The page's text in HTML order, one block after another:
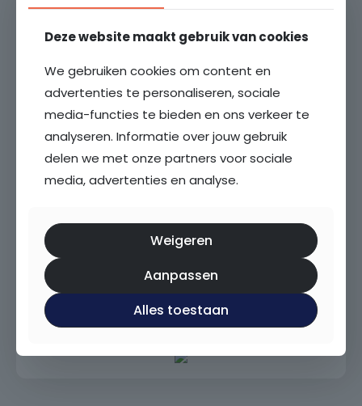
Entree, gang, ruime hal, aparte toiletruimte,
woonkamer met toegang tot balkon, eetkeuken
(3.45 x 3.17 m.), 1 slaapkamers, badkamer met
douch en wastafel.
HUURPRIJS € 975,- per maand (exclusief
Bijzonderheden:
- Huurprijs € 975,- per maand;
- Servicekosten: € 60,- per maand;
- Beschikbaar per 30 april 2026;
- Inkomenseis: het bruto maandinkomen dient
Garage
Geen garage
Parkeergelegenheid
Openbaar parkeren
Ligging
In centrum, Vrij uitzicht
Nog meer weten?
Neem contact met ons
op
Contact opnemen
Media en documenten
Plattegrond
Deze website maakt gebruik van cookies
We gebruiken cookies om content en
advertenties te personaliseren, sociale
media-functies te bieden en ons verkeer te
analyseren. Informatie over jouw gebruik
delen we met onze partners voor sociale
media, advertenties en analyse.
Weigeren
Aanpassen
Alles toestaan